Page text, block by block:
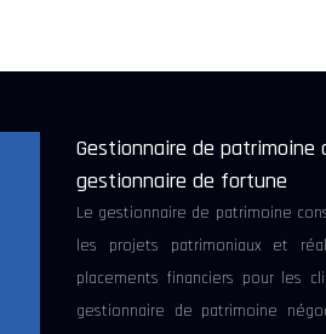
Gestionnaire de patrimoine
gestionnaire de fortune
Le gestionnaire de patrimoine
les projets patrimoniaux et
placements financiers pour les
gestionnaire de patrimoine